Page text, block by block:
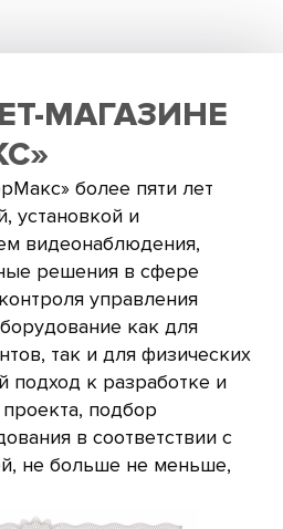
МАГАЗИНЕ
более пяти лет
установкой и
видеонаблюдения,
решения в сфере
управления
как для
так и для физических
подход к разработке и
подбор
в соответствии с
не больше не меньше,